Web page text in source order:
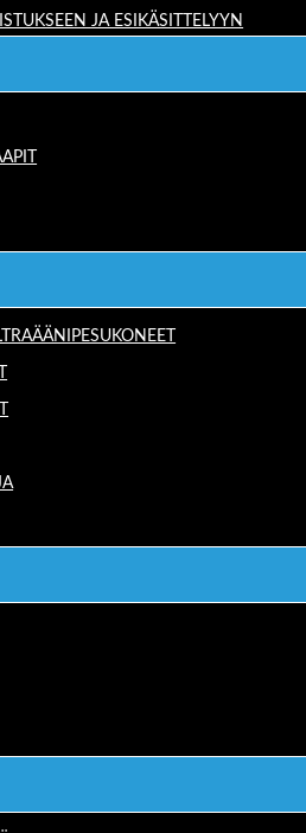
JA ESIKÄSITTELYYN